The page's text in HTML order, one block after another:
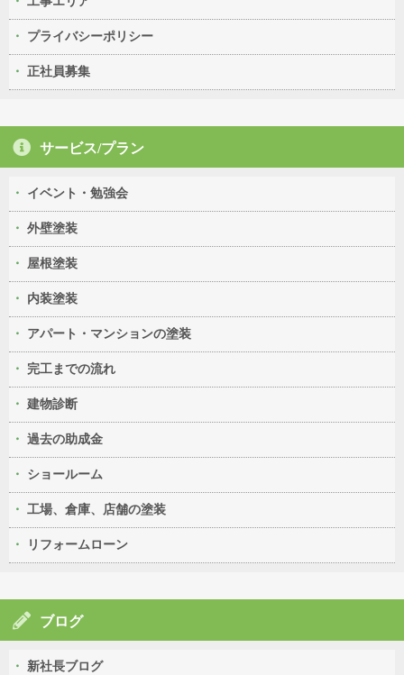
プライバシーポリシー
正社員募集
サービス/プラン
イベント・勉強会
外壁塗装
屋根塗装
内装塗装
アパート・マンションの塗装
完工までの流れ
建物診断
過去の助成金
ショールーム
工場、倉庫、店舗の塗装
リフォームローン
ブログ
新社長ブログ